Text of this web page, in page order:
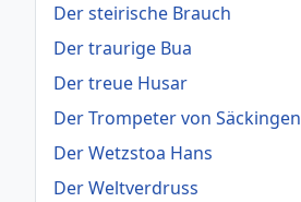
Der steirische Brauch
Der traurige Bua
Der treue Husar
Der Trompeter von Säckingen
Der Wetzstoa Hans
Der Weltverdruss